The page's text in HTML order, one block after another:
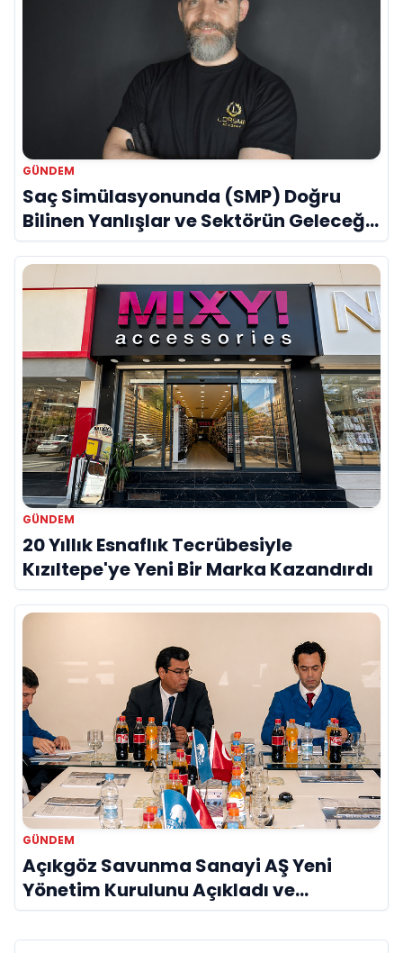
GÜNDEM
Saç Simülasyonunda (SMP) Doğru
Bilinen Yanlışlar ve Sektörün Geleceği:
Onur Akdeniz ile Özel Röportaj
GÜNDEM
20 Yıllık Esnaflık Tecrübesiyle
Kızıltepe'ye Yeni Bir Marka Kazandırdı
GÜNDEM
Açıkgöz Savunma Sanayi AŞ Yeni
Yönetim Kurulunu Açıkladı ve
Savunma Sanayinde Küresel Vizyon
Vurgusu